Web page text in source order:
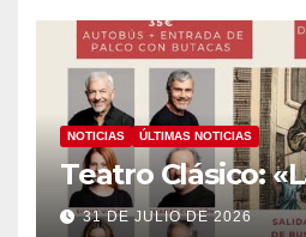
NOTICIAS ÚLTIMAS NOTICIAS
Teatro Clásico:
31 DE JULIO DE 2026